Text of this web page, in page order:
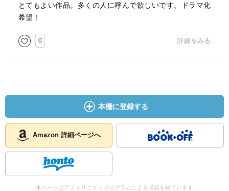
とてもよい作品。多くの人に呼んで欲しいです。ドラマ化
希望！
0 詳細をみる
本棚に登録する
Amazon 詳細ページへ
本ページはアフィリエイトプログラムによる収益を得ています